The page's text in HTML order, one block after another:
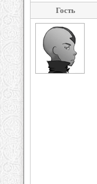
Гость